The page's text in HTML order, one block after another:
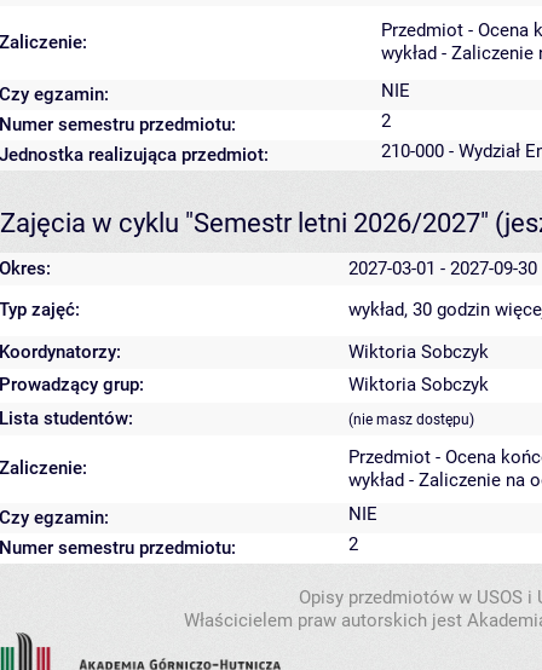
Zaliczenie:
Przedmiot - Ocena
wykład - Zaliczenie
Czy egzamin:
NIE
Numer semestru przedmiotu:
2
Jednostka realizująca przedmiot:
210-000 - Wydział
Zajęcia w cyklu "Semestr letni 2026/2027"
Okres:
2027-03-01 - 2027-09-30
Typ zajęć:
wykład, 30 godzin
Koordynatorzy:
Wiktoria Sobczyk
Prowadzący grup:
Wiktoria Sobczyk
Lista studentów:
(nie masz dostępu)
Zaliczenie:
Przedmiot - Ocena
wykład - Zaliczenie na
Czy egzamin:
NIE
Numer semestru przedmiotu:
2
Opisy przedmiotów w USOS
Właścicielem praw autorskich jest